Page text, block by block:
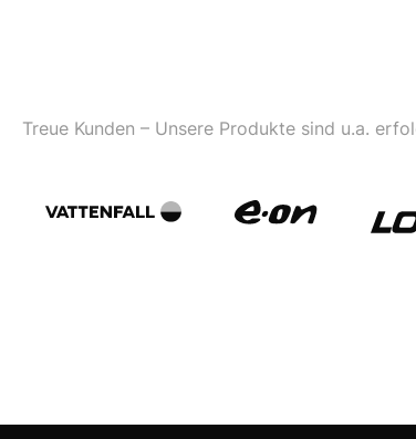
Treue Kunden – Unsere Produkte sind u.a.